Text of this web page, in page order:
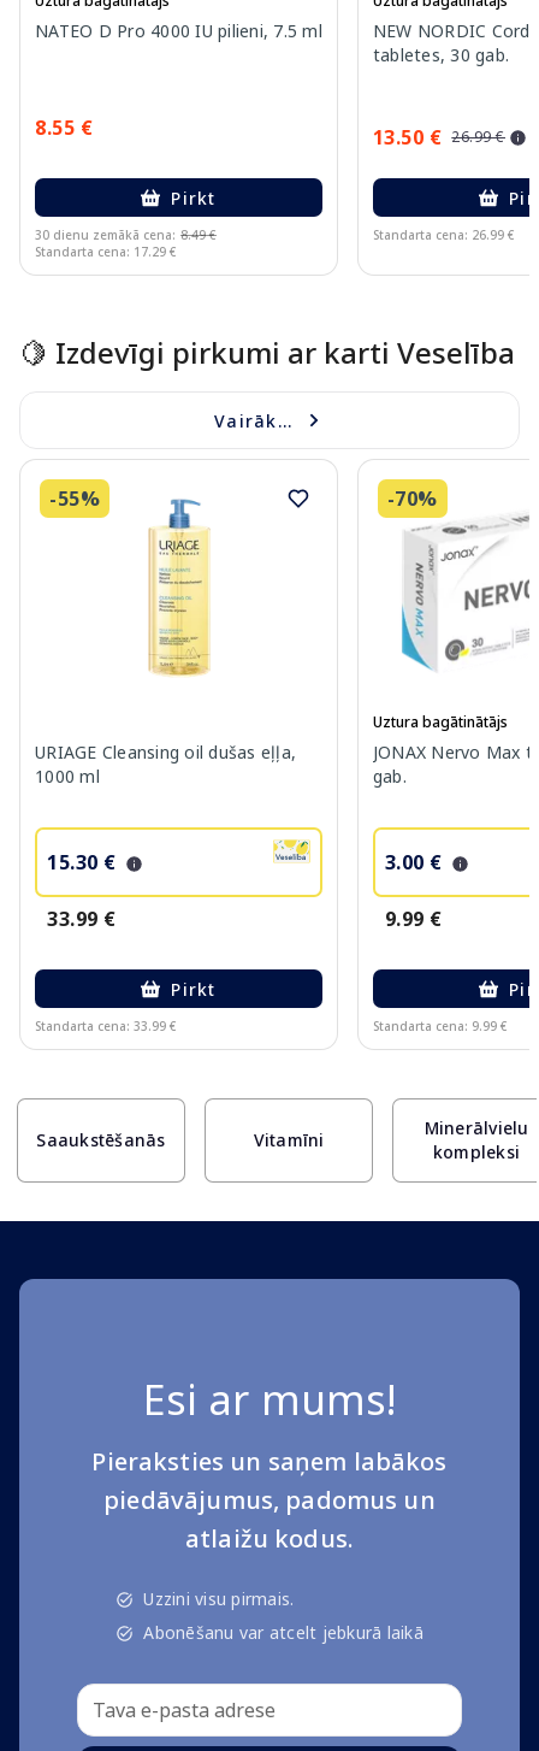
NATEO D Pro 4000 IU pilieni, 7.5 ml
8.55 €
Pirkt
30 dienu zemākā cena: 8.49 €
Standarta cena: 17.29 €
NEW NORDIC
tabletes, 30 gab.
13.50 € 26.99 €
Standarta cena: 26.99 €
🍋 Izdevīgi pirkumi ar karti Veselība
Vairāk...
-55%
URIAGE Cleansing oil dušas eļļa,
1000 ml
15.30 €
33.99 €
Pirkt
Standarta cena: 33.99 €
-70%
Uztura bagātinātājs
JONAX Nervo Max
gab.
3.00 €
9.99 €
Standarta cena: 9.99 €
Saaukstēšanās Vitamīni
Minerālvielu
kompleksi
Esi ar mums!
Pieraksties un saņem labākos
piedāvājumus, padomus un
atlaižu kodus.
Uzzini visu pirmais.
Abonēšanu var atcelt jebkurā laikā